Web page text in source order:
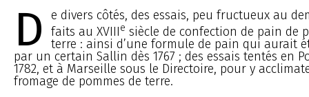
D
e divers côtés, des essais, peu fructueux au
faits au XVIIIe siècle de confection de pain de
terre : ainsi d’une formule de pain qui aurait
par un certain Sallin dès 1767 ; des essais tentés en
1782, et à Marseille sous le Directoire, pour y
fromage de pommes de terre.